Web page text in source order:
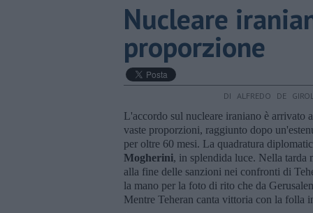
Nucleare
proporzione
DI ALFREDO DE
L'accordo sul nucleare iraniano è arrivato
vaste proporzioni, raggiunto dopo
per oltre 60 mesi. La quadratura
Mogherini, in splendida luce. Nella tarda
alla fine delle sanzioni nei confronti di
la mano per la foto di rito che da
Mentre Teheran canta vittoria con la folla